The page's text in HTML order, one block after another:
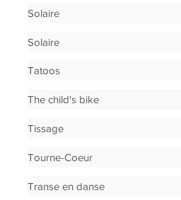
Solaire
Solaire
Tatoos
The child's bike
Tissage
Tourne-Coeur
Transe en danse